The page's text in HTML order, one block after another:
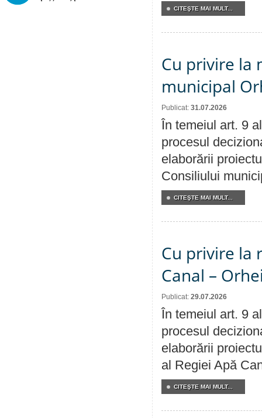
CITEŞTE MAI MULT...
Cu privire la
municipal
Publicat: 31.07.2026
În temeiul art. 9
procesul
elaborării
Consiliului
CITEŞTE MAI MULT...
Cu privire la
Canal –
Publicat: 29.07.2026
În temeiul art. 9
procesul
elaborării
al Regiei Apă
CITEŞTE MAI MULT...